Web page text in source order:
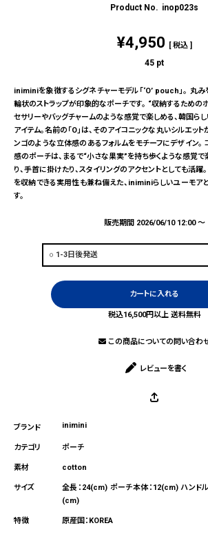
inop023s
¥4,950 税込
45 pt
iniminiを象徴するシグネチャーモデル「‘O’ pouch」。 丸み
輪状のストラップが印象的なポーチです。 “収納するための
セサリーやバッグチャームのような感覚で楽しめる、韓国ら
アイテム。名前の「O」は、そのアイコニックな丸いシルエッ
ンゴのような立体感のあるフォルムをモチーフにデザイン。
感のポーチは、まるで“小さな果実”を持ち歩くような感覚で
り、手首に掛けたり、スタイリングのアクセントとしても活躍
を収納できる実用性も兼ね備えた、iniminiらしいユーモア
す。
販売期間 2026/06/10 12:00〜
カートに入れる
税込16,500円以上 送料無料
この商品についての問い合わ
レビューを書く
inimini
ポーチ
cotton
全長：24(cm) ポーチ本体：12(cm) ハンド
(cm)
原産国：KOREA